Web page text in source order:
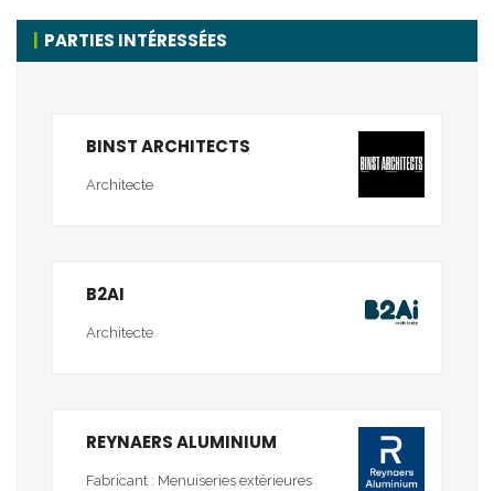
PARTIES INTÉRESSÉES
BINST ARCHITECTS
Architecte
B2AI
Architecte
REYNAERS ALUMINIUM
Fabricant : Menuiseries extérieures